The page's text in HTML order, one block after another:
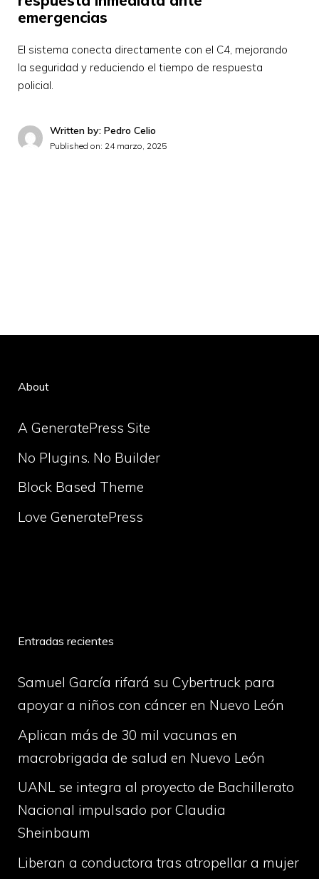
emergencias
El sistema conecta directamente con el C4, mejorando
la seguridad y reduciendo el tiempo de respuesta
policial.
Written by: Pedro Celio
Published on: 24 marzo, 2025
About
A GeneratePress Site
No Plugins. No Builder
Block Based Theme
Love GeneratePress
Entradas recientes
Samuel García rifará su Cybertruck para
apoyar a niños con cáncer en Nuevo León
Aplican más de 30 mil vacunas en
macrobrigada de salud en Nuevo León
UANL se integra al proyecto de Bachillerato
Nacional impulsado por Claudia
Sheinbaum
Liberan a conductora tras atropellar a mujer